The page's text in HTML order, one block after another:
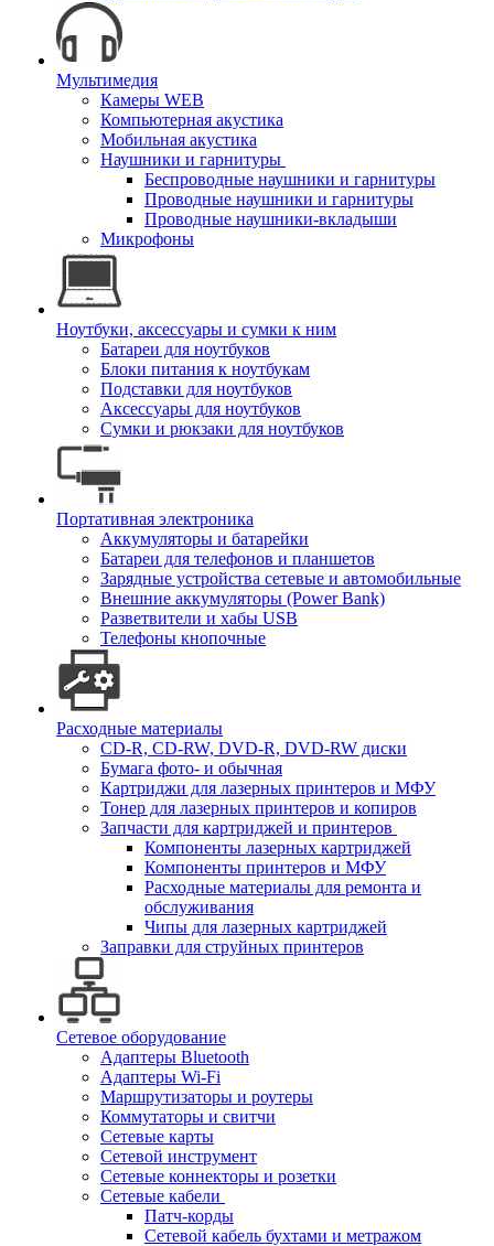
Мультимедия
Камеры WEB
Компьютерная акустика
Мобильная акустика
Наушники и гарнитуры
Беспроводные наушники и гарнитуры
Проводные наушники и гарнитуры
Проводные наушники-вкладыши
Микрофоны
Ноутбуки, аксессуары и сумки к ним
Батареи для ноутбуков
Блоки питания к ноутбукам
Подставки для ноутбуков
Аксессуары для ноутбуков
Сумки и рюкзаки для ноутбуков
Портативная электроника
Аккумуляторы и батарейки
Батареи для телефонов и планшетов
Зарядные устройства сетевые и автомобильные
Внешние аккумуляторы (Power Bank)
Разветвители и хабы USB
Телефоны кнопочные
Расходные материалы
CD-R, CD-RW, DVD-R, DVD-RW диски
Бумага фото- и обычная
Картриджи для лазерных принтеров и МФУ
Тонер для лазерных принтеров и копиров
Запчасти для картриджей и принтеров
Компоненты лазерных картриджей
Компоненты принтеров и МФУ
Расходные материалы для ремонта и
обслуживания
Чипы для лазерных картриджей
Заправки для струйных принтеров
Сетевое оборудование
Адаптеры Bluetooth
Адаптеры Wi-Fi
Маршрутизаторы и роутеры
Коммутаторы и свитчи
Сетевые карты
Сетевой инструмент
Сетевые коннекторы и розетки
Сетевые кабели
Патч-корды
Сетевой кабель бухтами и метражом